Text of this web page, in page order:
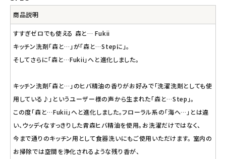
商品説明
すすぎゼロでも使える 森と… Fukii
キッチン洗剤「森と…」が「森と…Stepに」。
そしてさらに「森と…Fukii」へと進化しました。
キッチン洗剤「森と…」のヒバ精油の香りがお好みで「洗濯洗剤としても使
用している♪」というユーザー様の声から生まれた「森と…Step」。
この度「森と…Fukii」へと進化しました。フローラル系の「海へ…」とは違
い、ウッディなすっきりした青森ヒバ精油を使用。お洗濯だけではなく、
今まで通りのキッチン用として食器洗いにもご使用いただけます。 室内の
お掃除では空間を浄化されるような残り香が、